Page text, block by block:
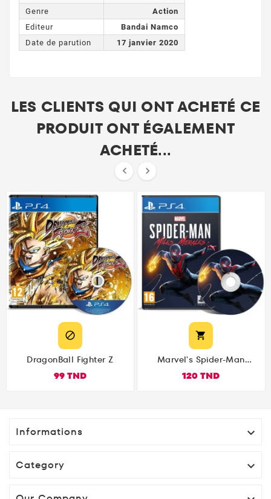
Genre
Action
Editeur
Bandai Namco
Date de parution
17 janvier 2020
LES CLIENTS QUI ONT ACHETÉ CE
PRODUIT ONT ÉGALEMENT
ACHETÉ...
 

DragonBall Fighter Z
99 TND

Marvel's Spider-Man
Miles Morales PS4
120 TND
Informations 
Category 